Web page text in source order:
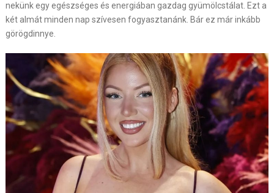
nekünk egy egészséges és energiában gazdag gyümölcstálat. Ezt a
két almát minden nap szívesen fogyasztanánk. Bár ez már inkább
görögdinnye.